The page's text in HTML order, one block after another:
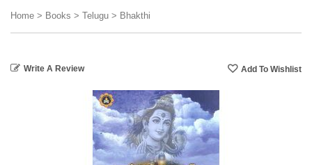
Home > Books > Telugu > Bhakthi
Write A Review